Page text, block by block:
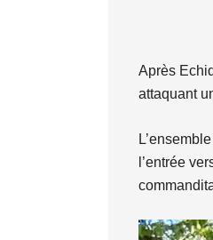
Après
attaquant
l’entrée